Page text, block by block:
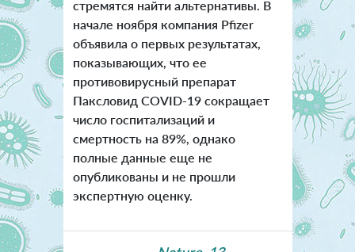
стремятся найти альтернативы. В
начале ноября компания Pfizer
объявила о первых результатах,
показывающих, что ее
противовирусный препарат
Паксловид COVID-19 сокращает
число госпитализаций и
смертность на 89%, однако
полные данные еще не
опубликованы и не прошли
экспертную оценку.